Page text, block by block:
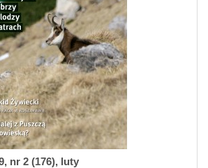
nr 2 (176), luty